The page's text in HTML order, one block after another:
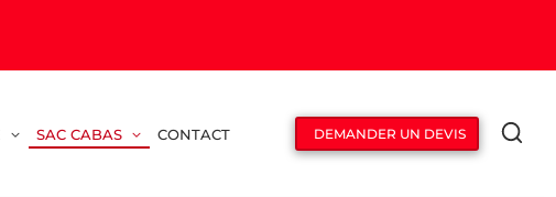
SAC CABAS CONTACT DEMANDER UN DEVIS